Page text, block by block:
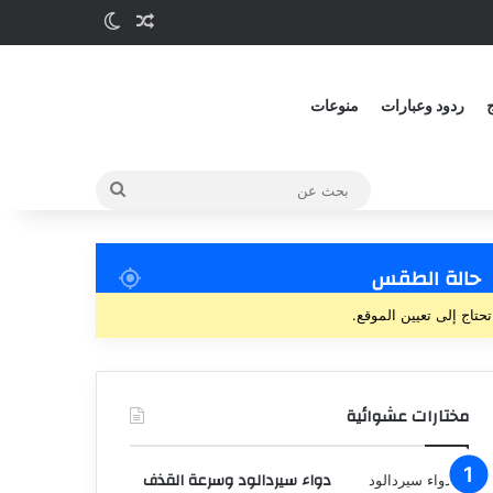
ردود وعبارات منوعات
حالة الطقس
تحتاج إلى تعيين الموقع.
مختارات عشوائية
دواء سيردالود وسرعة القذف